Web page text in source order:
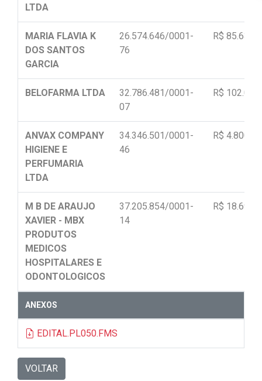
LTDA
MARIA FLAVIA K
DOS SANTOS
GARCIA
26.574.646/0001-
76
R$
BELOFARMA LTDA
32.786.481/0001-
07
R$
ANVAX COMPANY
HIGIENE E
PERFUMARIA
LTDA
34.346.501/0001-
46
R$ 4.800,00
M B DE ARAUJO
XAVIER - MBX
PRODUTOS
MEDICOS
HOSPITALARES E
ODONTOLOGICOS
37.205.854/0001-
14
R$
ANEXOS
EDITAL.PL050.FMS
VOLTAR